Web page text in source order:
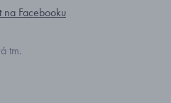
na Facebooku
tm.